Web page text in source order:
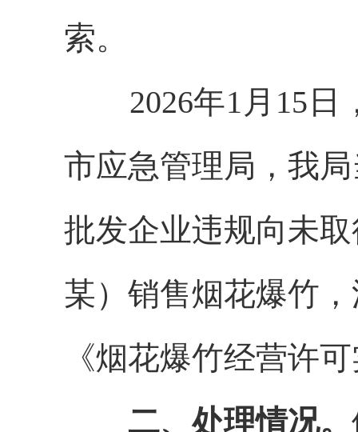
索。
2026年1月15日
市应急管理局，我
批发企业违规向未
某）销售烟花爆竹
《烟花爆竹经营许
二、处理情况。